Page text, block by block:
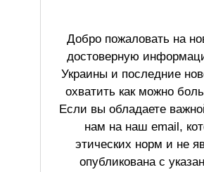
Добро пожаловать на
достоверную
Украины и последние
охватить как можно
Если вы обладаете
нам на наш email,
этических норм и не
опубликована с